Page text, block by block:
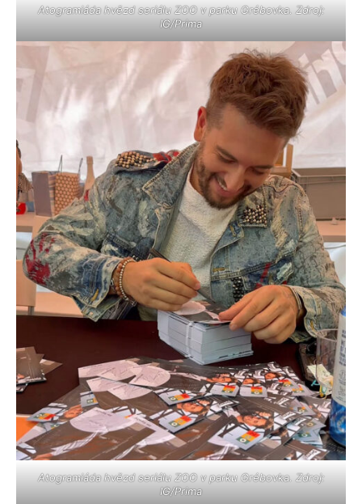
Atogramiáda hvězd seriálu ZOO v parku Grébovka. Zdroj:
IG/Prima
Atogramiáda hvězd seriálu ZOO v parku Grébovka. Zdroj:
IG/Prima